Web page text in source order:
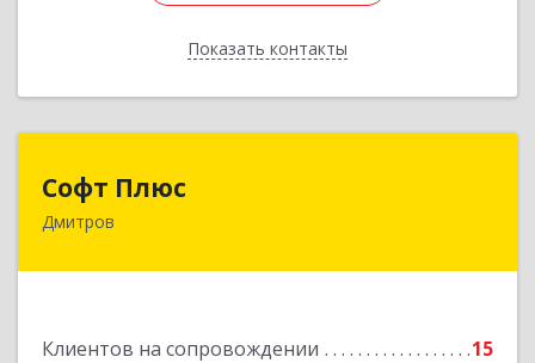
Показать контакты
Назад
Софт Плюс
Дмитров
Клиентов на сопровождении 15
141851, Московская обл, г.о. Дмитровский,